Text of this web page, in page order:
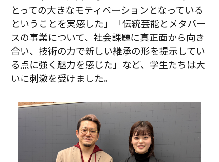
とっての大きなモティベーションとなっている
ということを実感した」「伝統芸能とメタバー
スの事業について、社会課題に真正面から向き
合い、技術の力で新しい継承の形を提示してい
る点に強く魅力を感じた」など、学生たちは大
いに刺激を受けました。